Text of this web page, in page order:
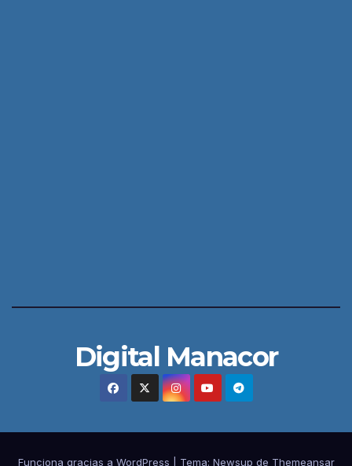
Digital Manacor
Funciona gracias a WordPress Tema: Newsup de Themeansar